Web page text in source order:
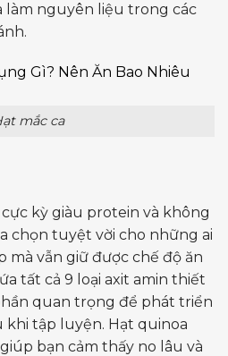
làm nguyên liệu trong các
mắc ca
kỳ giàu protein và không
chọn tuyệt vời cho những ai
mà vẫn giữ được chế độ ăn
tất cả 9 loại axit amin thiết
quan trọng để phát triển
khi tập luyện. Hạt quinoa
bạn cảm thấy no lâu và